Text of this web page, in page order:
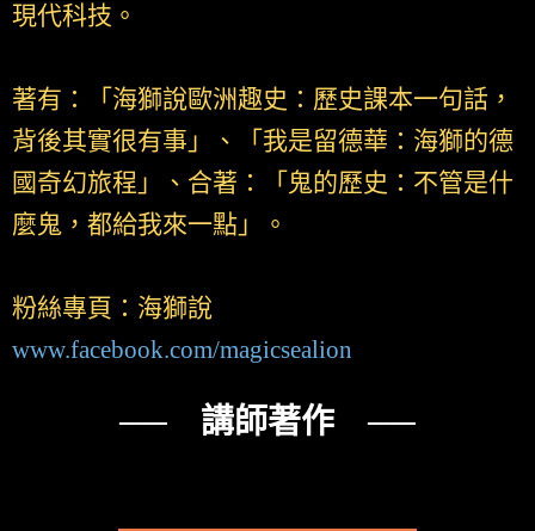
現代科技。
著有：「海獅說歐洲趣史：歷史課本一句話，
背後其實很有事」、「我是留德華：海獅的德
國奇幻旅程」、合著：「鬼的歷史：不管是什
麼鬼，都給我來一點」。
粉絲專頁：海獅說
www.facebook.com/magicsealion
── 講師著作 ──